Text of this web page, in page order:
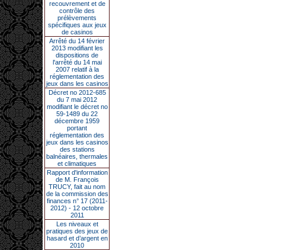
recouvrement et de
contrôle des
prélèvements
spécifiques aux jeux
de casinos
Arrêté du 14 février
2013 modifiant les
dispositions de
l'arrêté du 14 mai
2007 relatif à la
réglementation des
jeux dans les casinos
Décret no 2012-685
du 7 mai 2012
modifiant le décret no
59-1489 du 22
décembre 1959
portant
réglementation des
jeux dans les casinos
des stations
balnéaires, thermales
et climatiques
Rapport d'information
de M. François
TRUCY, fait au nom
de la commission des
finances n° 17 (2011-
2012) - 12 octobre
2011
Les niveaux et
pratiques des jeux de
hasard et d’argent en
2010